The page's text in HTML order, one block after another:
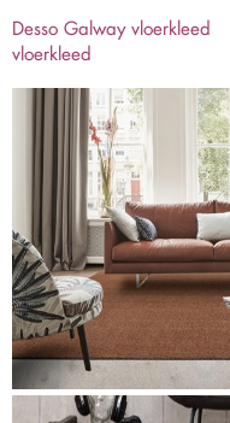
Desso Galway vloerkleed
vloerkleed